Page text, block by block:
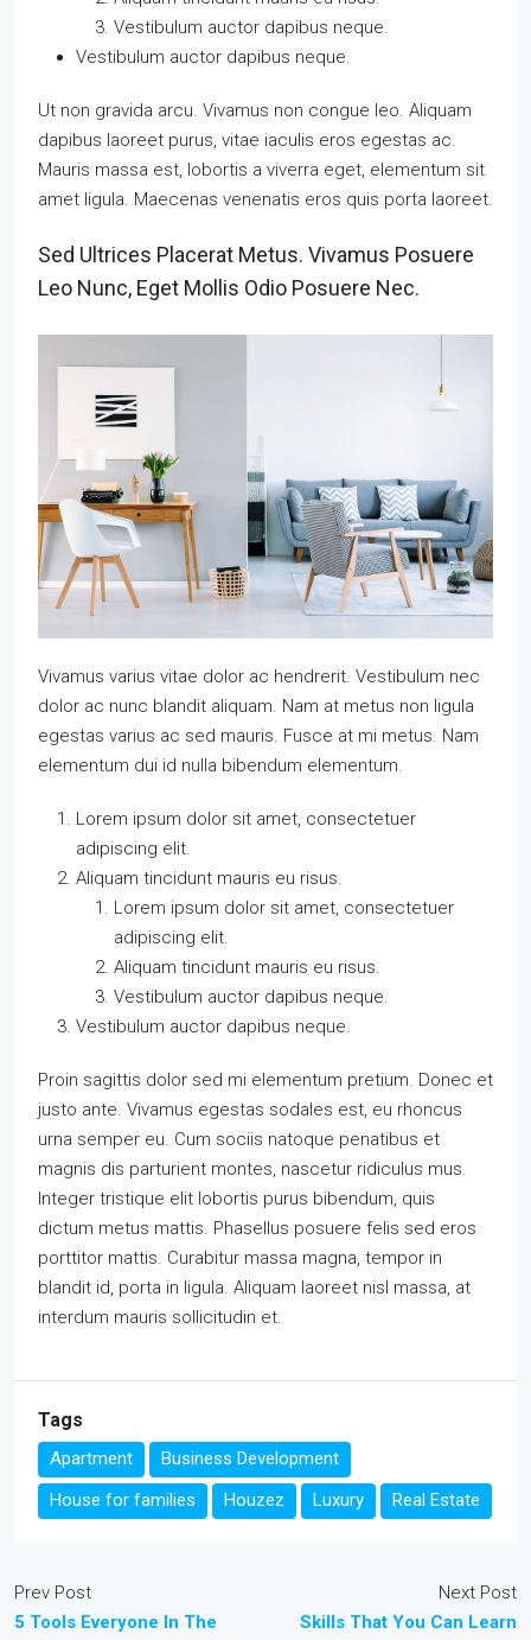
Vestibulum auctor dapibus neque.
Vestibulum auctor dapibus neque.
Ut non gravida arcu. Vivamus non congue leo. Aliquam
dapibus laoreet purus, vitae iaculis eros egestas ac.
Mauris massa est, lobortis a viverra eget, elementum sit
amet ligula. Maecenas venenatis eros quis porta laoreet.
Sed Ultrices Placerat Metus. Vivamus Posuere
Leo Nunc, Eget Mollis Odio Posuere Nec.
Vivamus varius vitae dolor ac hendrerit. Vestibulum nec
dolor ac nunc blandit aliquam. Nam at metus non ligula
egestas varius ac sed mauris. Fusce at mi metus. Nam
elementum dui id nulla bibendum elementum.
Lorem ipsum dolor sit amet, consectetuer
adipiscing elit.
Aliquam tincidunt mauris eu risus.
Lorem ipsum dolor sit amet, consectetuer
adipiscing elit.
Aliquam tincidunt mauris eu risus.
Vestibulum auctor dapibus neque.
Vestibulum auctor dapibus neque.
Proin sagittis dolor sed mi elementum pretium. Donec et
justo ante. Vivamus egestas sodales est, eu rhoncus
urna semper eu. Cum sociis natoque penatibus et
magnis dis parturient montes, nascetur ridiculus mus.
Integer tristique elit lobortis purus bibendum, quis
dictum metus mattis. Phasellus posuere felis sed eros
porttitor mattis. Curabitur massa magna, tempor in
blandit id, porta in ligula. Aliquam laoreet nisl massa, at
interdum mauris sollicitudin et.
Tags
Apartment
Business Development
House for families
Houzez Luxury Real Estate
Prev Post
5 Tools Everyone In The
Next Post
Skills That You Can Learn